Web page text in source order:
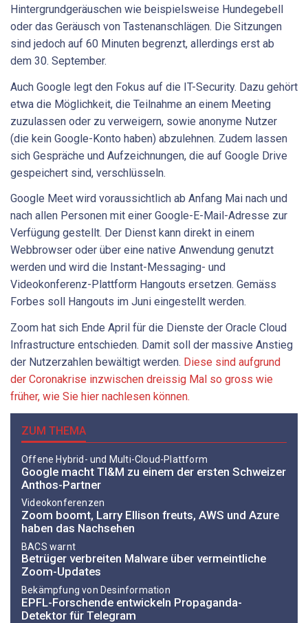
Hintergrundgeräuschen wie beispielsweise Hundegebell
oder das Geräusch von Tastenanschlägen. Die Sitzungen
sind jedoch auf 60 Minuten begrenzt, allerdings erst ab
dem 30. September.
Auch Google legt den Fokus auf die IT-Security. Dazu gehört
etwa die Möglichkeit, die Teilnahme an einem Meeting
zuzulassen oder zu verweigern, sowie anonyme Nutzer
(die kein Google-Konto haben) abzulehnen. Zudem lassen
sich Gespräche und Aufzeichnungen, die auf Google Drive
gespeichert sind, verschlüsseln.
Google Meet wird voraussichtlich ab Anfang Mai nach und
nach allen Personen mit einer Google-E-Mail-Adresse zur
Verfügung gestellt. Der Dienst kann direkt in einem
Webbrowser oder über eine native Anwendung genutzt
werden und wird die Instant-Messaging- und
Videokonferenz-Plattform Hangouts ersetzen. Gemäss
Forbes soll Hangouts im Juni eingestellt werden.
Zoom hat sich Ende April für die Dienste der Oracle Cloud
Infrastructure entschieden. Damit soll der massive Anstieg
der Nutzerzahlen bewältigt werden. Diese sind aufgrund
der Coronakrise inzwischen dreissig Mal so gross wie
früher, wie Sie hier nachlesen können.
ZUM THEMA
Offene Hybrid- und Multi-Cloud-Plattform
Google macht TI&M zu einem der ersten Schweizer
Anthos-Partner
Videokonferenzen
Zoom boomt, Larry Ellison freuts, AWS und Azure
haben das Nachsehen
BACS warnt
Betrüger verbreiten Malware über vermeintliche
Zoom-Updates
Bekämpfung von Desinformation
EPFL-Forschende entwickeln Propaganda-
Detektor für Telegram